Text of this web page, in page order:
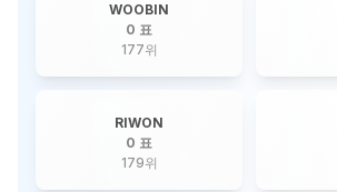
WOOBIN
0 표
177위
RIWON
0 표
179위